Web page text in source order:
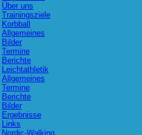
Über uns
Trainingsziele
Korbball
Allgemeines
Bilder
Termine
Berichte
Leichtathletik
Allgemeines
Termine
Berichte
Bilder
Ergebnisse
Links
Nordic-Walking